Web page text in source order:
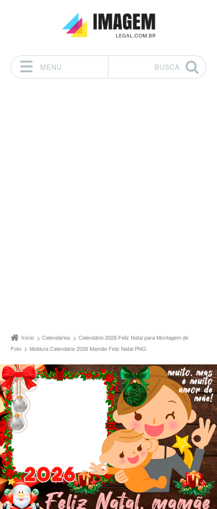
MENU
BUSCA
Início Calendários
Calendário 2026 Feliz Natal para Montagem de
Foto
Moldura Calendário 2026 Mamãe Feliz Natal PNG